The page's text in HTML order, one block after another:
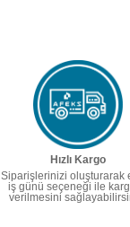
Hızlı Kargo
Siparişlerinizi oluşturarak
iş günü seçeneği ile
verilmesini